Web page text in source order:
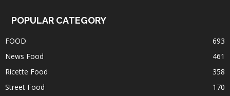
POPULAR CATEGORY
FOOD
693
News Food
461
Ricette Food
358
Street Food
170